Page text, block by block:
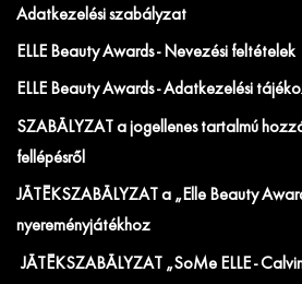
Adatkezelési szabályzat
ELLE Beauty Awards - Nevezési feltételek
ELLE Beauty Awards - Adatkezelési
SZABÁLYZAT a jogellenes tartalmú
fellépésről
JÁTÉKSZABÁLYZAT a „Elle Beauty
nyereményjátékhoz
JÁTÉKSZABÁLYZAT „SoMe ELLE -